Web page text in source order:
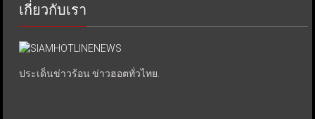
เกี่ยวกับเรา
ประเด็นข่าวร้อน ข่าวฮอตทั่วไทย.